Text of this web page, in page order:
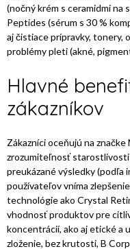
(nočný krém s ceramidmi na
Peptides (sérum s 30 %
aj čistiace prípravky, tonery,
problémy pleti (akné,
Hlavné
zákazníkov
Zákazníci oceňujú na
zrozumiteľnosť starostlivosti
preukázané výsledky (podľa
používateľov vníma
technológie ako Crystal
vhodnosť produktov pre
koncentrácií, ako aj etické a
zloženie, bez krutosti, B